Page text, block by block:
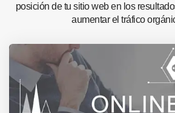
posición de tu sitio web en los
aumentar el tráfico